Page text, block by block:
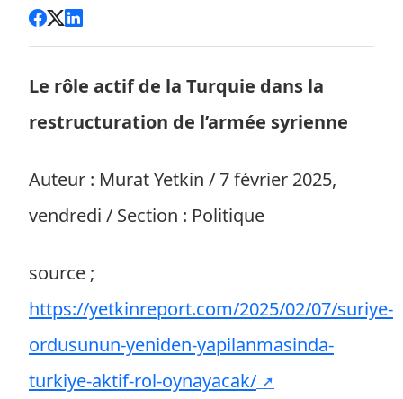
Le rôle actif de la Turquie dans la
restructuration de l’armée syrienne
Auteur : Murat Yetkin / 7 février 2025,
vendredi / Section : Politique
source ;
https://yetkinreport.com/2025/02/07/suriye-
ordusunun-yeniden-yapilanmasinda-
turkiye-aktif-rol-oynayacak/